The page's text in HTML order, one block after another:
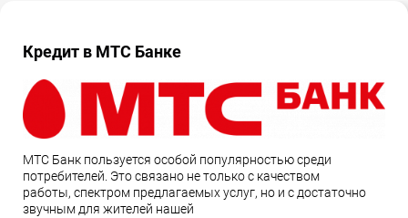
Кредит в МТС Банке
МТС Банк пользуется особой популярностью среди
потребителей. Это связано не только с качеством
работы, спектром предлагаемых услуг, но и с достаточно
звучным для жителей нашей